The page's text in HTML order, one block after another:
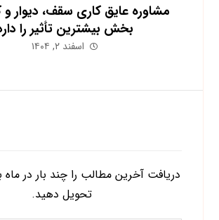
مشاوره عایق کاری سقف، دیوار
بخش بیشترین تأثیر را
اسفند ۲, ۱۴۰۴
دریافت آخرین مطالب را چند بار در ماه
تحویل دهید.